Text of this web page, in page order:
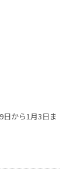
から1月3日ま